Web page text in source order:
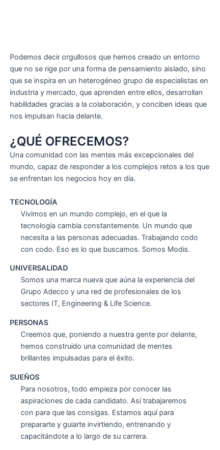
Podemos decir orgullosos que hemos creado un entorno
que no se rige por una forma de pensamiento aislado, sino
que se inspira en un heterogéneo grupo de especialistas en
industria y mercado, que aprenden entre ellos, desarrollan
habilidades gracias a la colaboración, y conciben ideas que
nos impulsan hacia delante.
¿QUÉ OFRECEMOS?
Una comunidad con las mentes más excepcionales del
mundo, capaz de responder a los complejos retos a los que
se enfrentan los negocios hoy en día.
TECNOLOGÍA
Vivimos en un mundo complejo, en el que la
tecnología cambia constantemente. Un mundo que
necesita a las personas adecuadas. Trabajando codo
con codo. Eso es lo que buscamos. Somos Modis.
UNIVERSALIDAD
Somos una marca nueva que aúna la experiencia del
Grupo Adecco y una red de profesionales de los
sectores IT, Engineering & Life Science.
PERSONAS
Creemos que, poniendo a nuestra gente por delante,
hemos construido una comunidad de mentes
brillantes impulsadas para el éxito.
SUEÑOS
Para nosotros, todo empieza por conocer las
aspiraciones de cada candidato. Así trabajaremos
con para que las consigas. Estamos aquí para
prepararte y guiarte invirtiendo, entrenando y
capacitándote a lo largo de su carrera.